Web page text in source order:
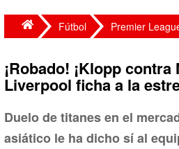
Fútbol Premier
¡Robado! ¡Klopp
Liverpool ficha a la
Duelo de titanes en el
asiático le ha dicho sí al